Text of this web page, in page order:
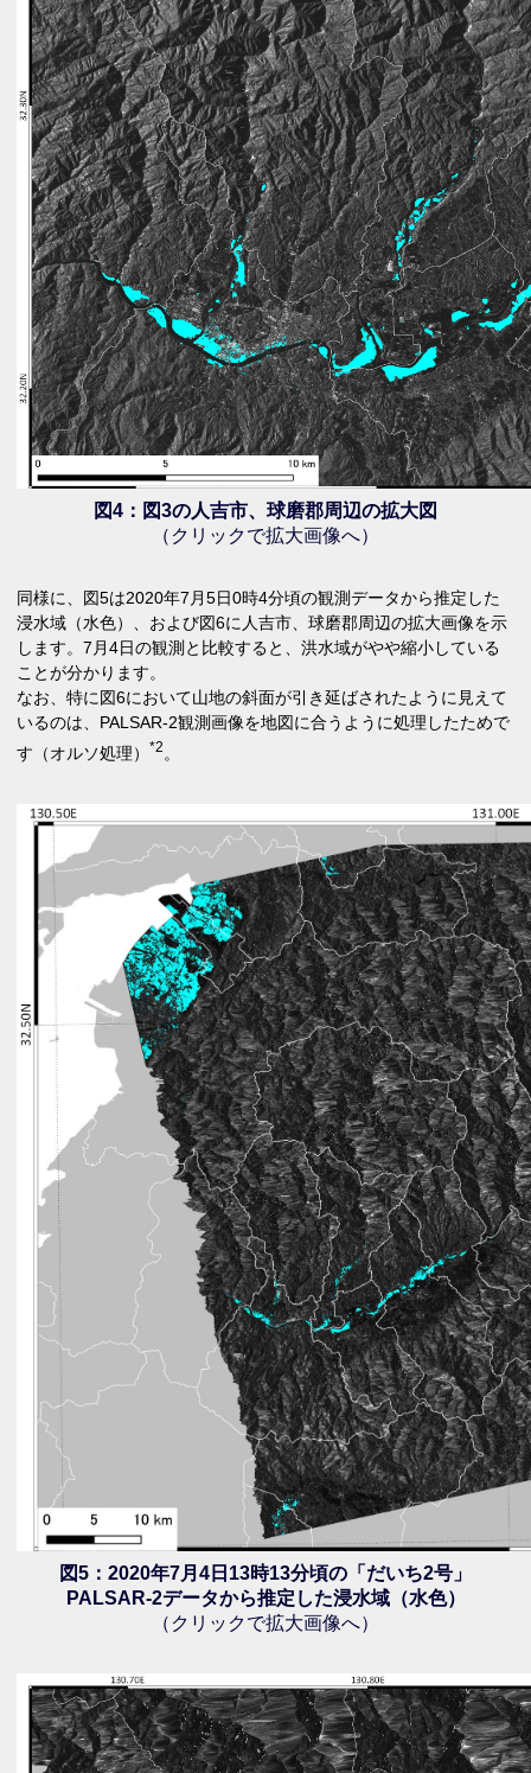
図4：図3の人吉市、球磨郡周辺の拡大図
（クリックで拡大画像へ）
同様に、図5は2020年7月5日0時4分頃の観測データから推定した
浸水域（水色）、および図6に人吉市、球磨郡周辺の拡大画像を示
します。7月4日の観測と比較すると、洪水域がやや縮小している
ことが分かります。
なお、特に図6において山地の斜面が引き延ばされたように見えて
いるのは、PALSAR-2観測画像を地図に合うように処理したためで
す（オルソ処理） *2 。
図5：2020年7月4日13時13分頃の「だいち2号」
PALSAR-2データから推定した浸水域（水色）
（クリックで拡大画像へ）